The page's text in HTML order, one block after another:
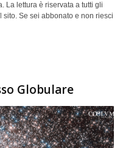
La lettura è riservata a tutti gli
Se sei abbonato e non riesci
Globulare